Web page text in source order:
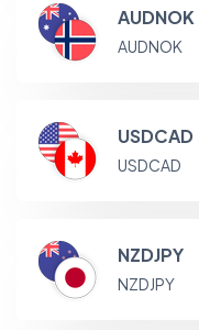
AUDNOK
AUDNOK
USDCAD
USDCAD
NZDJPY
NZDJPY